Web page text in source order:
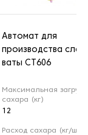
Автомат для
производства
ваты CT606
Максимальная
сахара (кг)
12
Расход сахара (кг/шт)